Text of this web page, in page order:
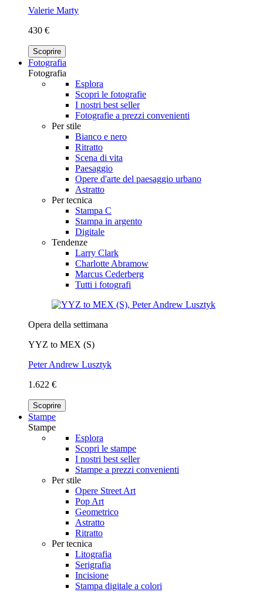
Valerie Marty
430 €
Scoprire
Fotografia
Fotografia
Esplora
Scopri le fotografie
I nostri best seller
Fotografie a prezzi convenienti
Per stile
Bianco e nero
Ritratto
Scena di vita
Paesaggio
Opere d'arte del paesaggio urbano
Astratto
Per tecnica
Stampa C
Stampa in argento
Digitale
Tendenze
Larry Clark
Charlotte Abramow
Marcus Cederberg
Tutti i fotografi
Opera della settimana
YYZ to MEX (S)
Peter Andrew Lusztyk
1.622 €
Scoprire
Stampe
Stampe
Esplora
Scopri le stampe
I nostri best seller
Stampe a prezzi convenienti
Per stile
Opere Street Art
Pop Art
Geometrico
Astratto
Ritratto
Per tecnica
Litografia
Serigrafia
Incisione
Stampa digitale a colori